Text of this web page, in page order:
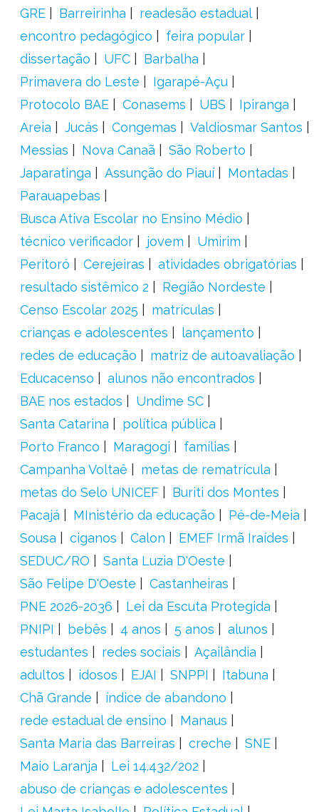
GRE Barreirinha
readesão estadual
encontro pedagógico
feira popular
dissertação
UFC
Barbalha
Primavera do Leste
Igarapé-Açu
Protocolo BAE
Conasems UBS
Ipiranga
Areia
Jucás Congemas
Valdiosmar Santos
Messias
Nova Canaã
São Roberto
Japaratinga
Assunção do Piauí
Montadas
Parauapebas
Busca Ativa Escolar no Ensino Médio
técnico verificador
jovem
Umirim
Peritoró
Cerejeiras
atividades obrigatórias
resultado sistêmico 2
Região Nordeste
Censo Escolar 2025
matrículas
crianças e adolescentes
lançamento
redes de educação
matriz de autoavaliação
Educacenso
alunos não encontrados
BAE nos estados
Undime SC
Santa Catarina
política pública
Porto Franco
Maragogi
famílias
Campanha Voltaê
metas de rematrícula
metas do Selo UNICEF
Buriti dos Montes
Pacajá
MInistério da educação
Pé-de-Meia
Sousa
ciganos Calon
EMEF Irmã Iraídes
SEDUC/RO
Santa Luzia D'Oeste
São Felipe D'Oeste
Castanheiras
PNE 2026-2036
Lei da Escuta Protegida
PNIPI
bebês 4 anos 5 anos
alunos
estudantes
redes sociais
Açailândia
adultos
idosos EJAI SNPPI
Itabuna
Chã Grande
índice de abandono
rede estadual de ensino
Manaus
Santa Maria das Barreiras
creche
SNE
Maio Laranja
Lei 14.432/202
abuso de crianças e adolescentes